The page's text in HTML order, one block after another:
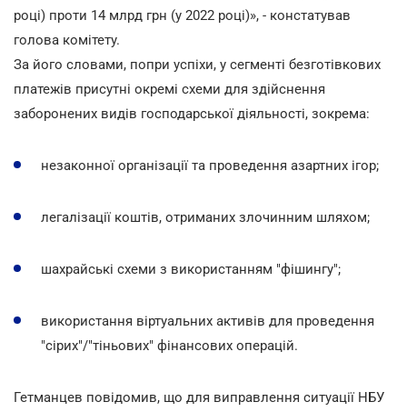
році) проти 14 млрд грн (у 2022 році)», - констатував
голова комітету.
За його словами, попри успіхи, у сегменті безготівкових
платежів присутні окремі схеми для здійснення
заборонених видів господарської діяльності, зокрема:
незаконної організації та проведення азартних ігор;
легалізації коштів, отриманих злочинним шляхом;
шахрайські схеми з використанням "фішингу";
використання віртуальних активів для проведення
"сірих"/"тіньових" фінансових операцій.
Гетманцев повідомив, що для виправлення ситуації НБУ